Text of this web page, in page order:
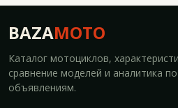
BAZAMOTO
Каталог мотоциклов,
сравнение моделей и аналитика по
объявлениям.